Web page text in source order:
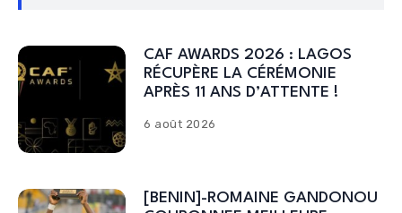
CAF AWARDS 2026 : LAGOS
RÉCUPÈRE LA CÉRÉMONIE
APRÈS 11 ANS D’ATTENTE !
6 août 2026
[BENIN]-ROMAINE GANDONOU